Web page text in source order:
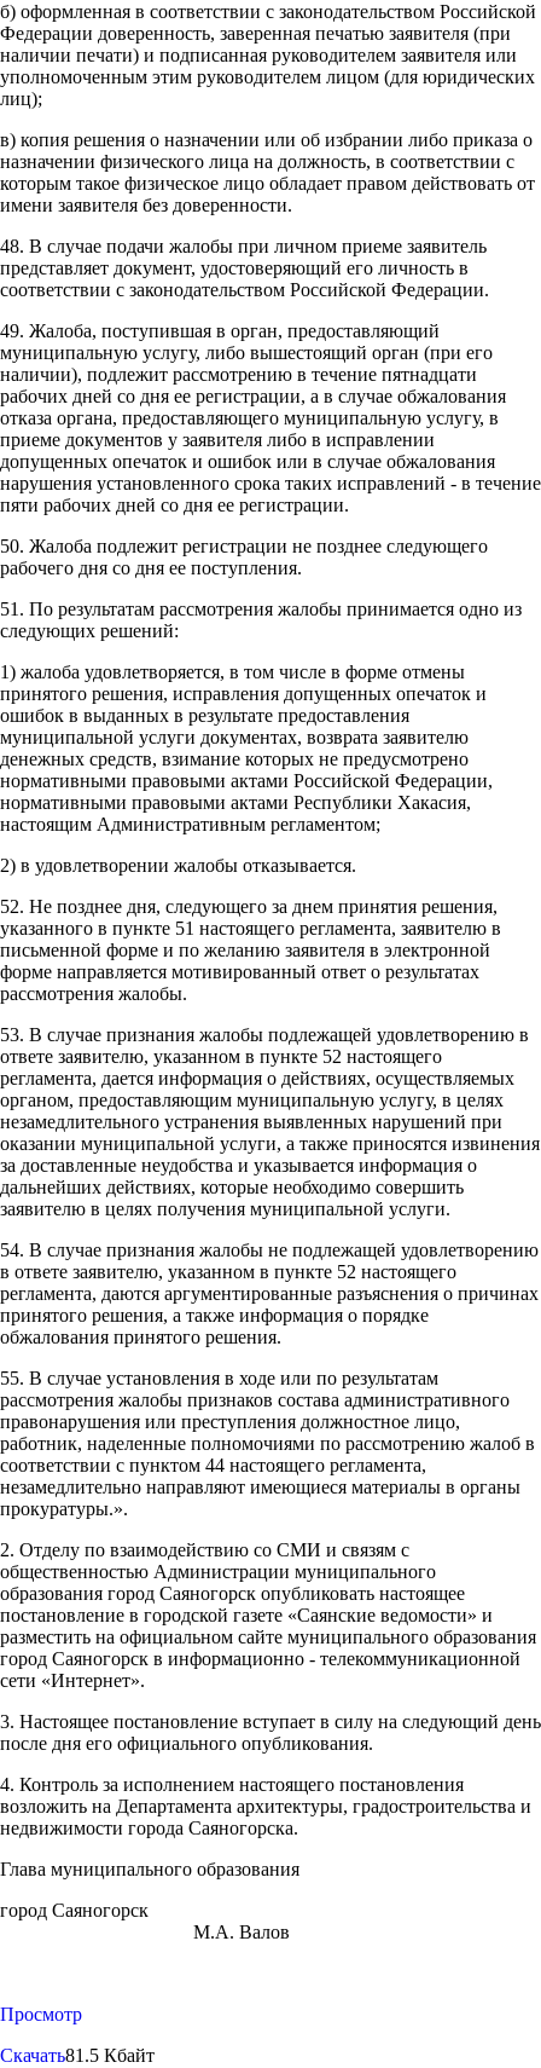
б) оформленная в соответствии с законодательством Российской
Федерации доверенность, заверенная печатью заявителя (при
наличии печати) и подписанная руководителем заявителя или
уполномоченным этим руководителем лицом (для юридических
лиц);
в) копия решения о назначении или об избрании либо приказа о
назначении физического лица на должность, в соответствии с
которым такое физическое лицо обладает правом действовать от
имени заявителя без доверенности.
48. В случае подачи жалобы при личном приеме заявитель
представляет документ, удостоверяющий его личность в
соответствии с законодательством Российской Федерации.
49. Жалоба, поступившая в орган, предоставляющий
муниципальную услугу, либо вышестоящий орган (при его
наличии), подлежит рассмотрению в течение пятнадцати
рабочих дней со дня ее регистрации, а в случае обжалования
отказа органа, предоставляющего муниципальную услугу, в
приеме документов у заявителя либо в исправлении
допущенных опечаток и ошибок или в случае обжалования
нарушения установленного срока таких исправлений - в течение
пяти рабочих дней со дня ее регистрации.
50. Жалоба подлежит регистрации не позднее следующего
рабочего дня со дня ее поступления.
51. По результатам рассмотрения жалобы принимается одно из
следующих решений:
1) жалоба удовлетворяется, в том числе в форме отмены
принятого решения, исправления допущенных опечаток и
ошибок в выданных в результате предоставления
муниципальной услуги документах, возврата заявителю
денежных средств, взимание которых не предусмотрено
нормативными правовыми актами Российской Федерации,
нормативными правовыми актами Республики Хакасия,
настоящим Административным регламентом;
2) в удовлетворении жалобы отказывается.
52. Не позднее дня, следующего за днем принятия решения,
указанного в пункте 51 настоящего регламента, заявителю в
письменной форме и по желанию заявителя в электронной
форме направляется мотивированный ответ о результатах
рассмотрения жалобы.
53. В случае признания жалобы подлежащей удовлетворению в
ответе заявителю, указанном в пункте 52 настоящего
регламента, дается информация о действиях, осуществляемых
органом, предоставляющим муниципальную услугу, в целях
незамедлительного устранения выявленных нарушений при
оказании муниципальной услуги, а также приносятся извинения
за доставленные неудобства и указывается информация о
дальнейших действиях, которые необходимо совершить
заявителю в целях получения муниципальной услуги.
54. В случае признания жалобы не подлежащей удовлетворению
в ответе заявителю, указанном в пункте 52 настоящего
регламента, даются аргументированные разъяснения о причинах
принятого решения, а также информация о порядке
обжалования принятого решения.
55. В случае установления в ходе или по результатам
рассмотрения жалобы признаков состава административного
правонарушения или преступления должностное лицо,
работник, наделенные полномочиями по рассмотрению жалоб в
соответствии с пунктом 44 настоящего регламента,
незамедлительно направляют имеющиеся материалы в органы
прокуратуры.».
2. Отделу по взаимодействию со СМИ и связям с
общественностью Администрации муниципального
образования город Саяногорск опубликовать настоящее
постановление в городской газете «Саянские ведомости» и
разместить на официальном сайте муниципального образования
город Саяногорск в информационно - телекоммуникационной
сети «Интернет».
3. Настоящее постановление вступает в силу на следующий день
после дня его официального опубликования.
4. Контроль за исполнением настоящего постановления
возложить на Департамента архитектуры, градостроительства и
недвижимости города Саяногорска.
Глава муниципального образования
город Саяногорск
М.А. Валов
Просмотр
Скачать81.5 Кбайт